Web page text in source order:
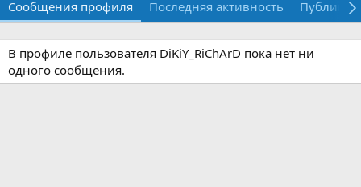
Сообщения профиля Последняя активность
В профиле пользователя DiKiY_RiChArD пока нет ни
одного сообщения.